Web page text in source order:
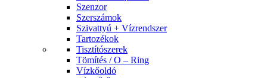
Szenzor
Szerszámok
Szivattyú + Vízrendszer
Tartozékok
Tisztítószerek
Tömítés / O – Ring
Vízkőoldó